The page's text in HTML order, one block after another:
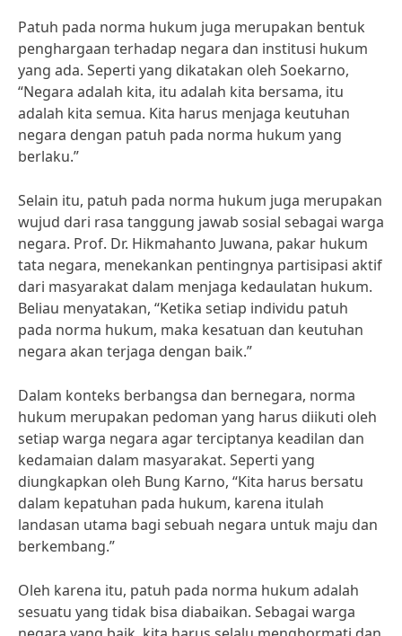
Patuh pada norma hukum juga merupakan bentuk
penghargaan terhadap negara dan institusi hukum
yang ada. Seperti yang dikatakan oleh Soekarno,
“Negara adalah kita, itu adalah kita bersama, itu
adalah kita semua. Kita harus menjaga keutuhan
negara dengan patuh pada norma hukum yang
berlaku.”
Selain itu, patuh pada norma hukum juga merupakan
wujud dari rasa tanggung jawab sosial sebagai warga
negara. Prof. Dr. Hikmahanto Juwana, pakar hukum
tata negara, menekankan pentingnya partisipasi aktif
dari masyarakat dalam menjaga kedaulatan hukum.
Beliau menyatakan, “Ketika setiap individu patuh
pada norma hukum, maka kesatuan dan keutuhan
negara akan terjaga dengan baik.”
Dalam konteks berbangsa dan bernegara, norma
hukum merupakan pedoman yang harus diikuti oleh
setiap warga negara agar terciptanya keadilan dan
kedamaian dalam masyarakat. Seperti yang
diungkapkan oleh Bung Karno, “Kita harus bersatu
dalam kepatuhan pada hukum, karena itulah
landasan utama bagi sebuah negara untuk maju dan
berkembang.”
Oleh karena itu, patuh pada norma hukum adalah
sesuatu yang tidak bisa diabaikan. Sebagai warga